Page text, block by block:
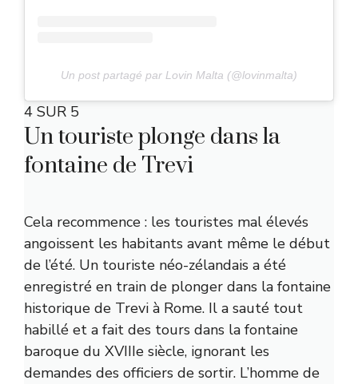
Un post partagé par Lovin Malta (@lovinmalta)
4 SUR 5
Un touriste plonge dans la
fontaine de Trevi
Cela recommence : les touristes mal élevés
angoissent les habitants avant même le début
de l’été. Un touriste néo-zélandais a été
enregistré en train de plonger dans la fontaine
historique de Trevi à Rome. Il a sauté tout
habillé et a fait des tours dans la fontaine
baroque du XVIIIe siècle, ignorant les
demandes des officiers de sortir. L’homme de